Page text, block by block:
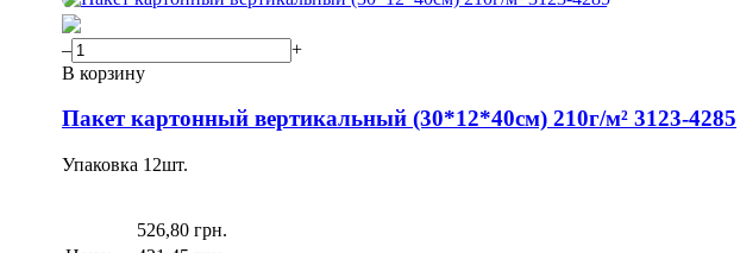
–
+
В корзину
Пакет картонный вертикальный (30*12*40см) 210г/м² 3123-4285
Упаковка 12шт.
526,80 грн.